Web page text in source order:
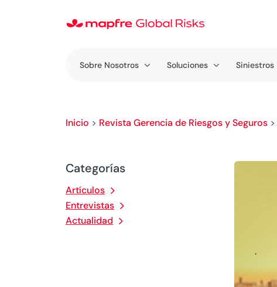
Sobre Nosotros Soluciones Siniestros
Inicio > Revista Gerencia de Riesgos y Seguros >
Categorías
Artículos
Entrevistas
Actualidad